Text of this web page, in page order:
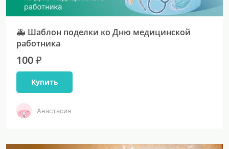
🚑 Шаблон поделки ко Дню медицинской
работника
100 ₽
Купить
Анастасия